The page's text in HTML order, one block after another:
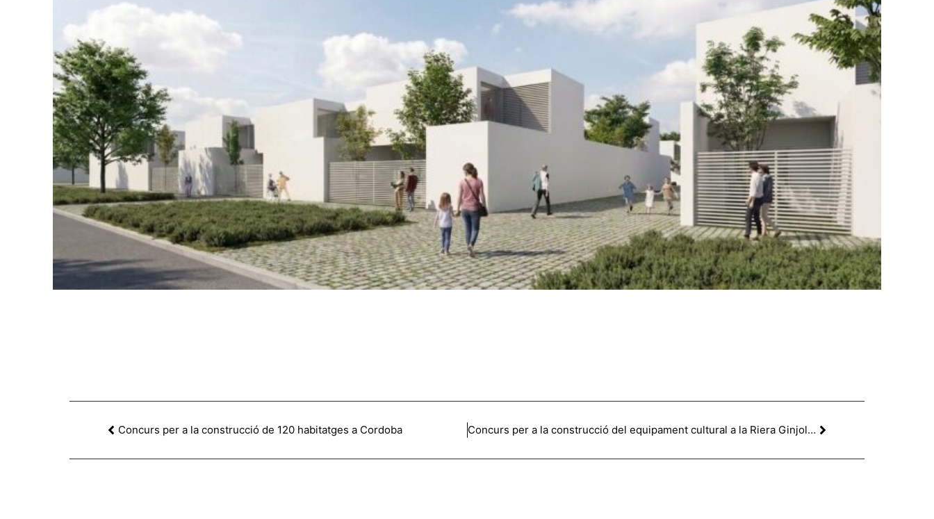
Concurs per a la construcció de 120 habitatges a Cordoba Concurs per a la construcció del equipament cultural a la Riera Ginjolers, Roses